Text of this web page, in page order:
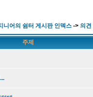
니어의 쉼터 게시판 인덱스 -> 의견
주제